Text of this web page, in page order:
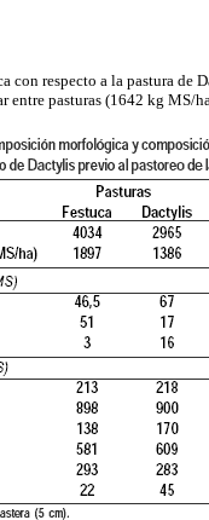
con respecto a la pastura de
entre pasturas (1642 kg MS/